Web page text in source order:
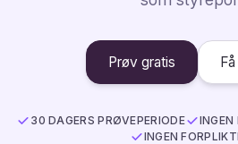
Prøv gratis
30 DAGERS PRØVEPERIODE
INGEN
INGEN